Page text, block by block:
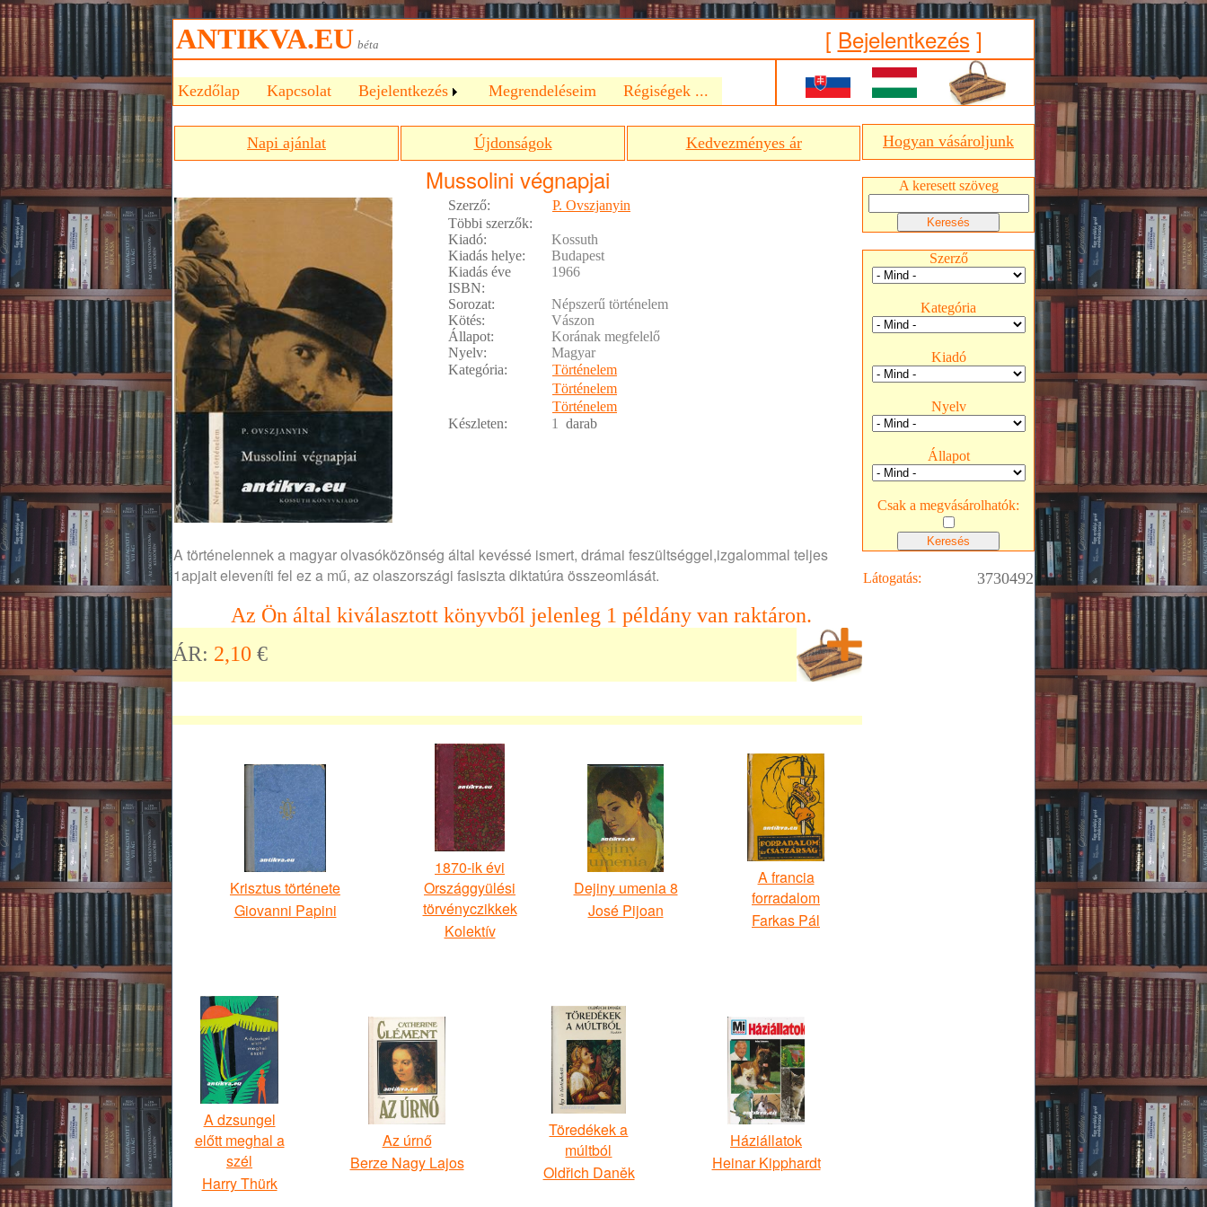
ANTIKVA.EU béta [ Bejelentkezés ]
Kezdőlap Kapcsolat Bejelentkezés Megrendeléseim Régiségek ...
Napi ajánlat Újdonságok Kedvezményes ár
Mussolini végnapjai
Szerző:
P. Ovszjanyin
Többi szerzők:
Kiadó:
Kossuth
Kiadás helye:
Budapest
Kiadás éve
1966
ISBN:
Sorozat:
Népszerű történelem
Kötés:
Vászon
Állapot:
Korának megfelelő
Nyelv:
Magyar
Kategória:
Történelem
Történelem
Történelem
Készleten:
1 darab
A történelennek a magyar olvasóközönség által kevéssé ismert, drámai feszültséggel,izgalommal teljes
1apjait eleveníti fel ez a mű, az olaszországi fasiszta diktatúra összeomlását.
Az Ön által kiválasztott könyvből jelenleg 1 példány van raktáron.
ÁR: 2,10 €
Krisztus története
Giovanni Papini
1870-ik évi
Országgyülési
törvényczikkek
Kolektív
Dejiny umenia 8
José Pijoan
A francia
forradalom
Farkas Pál
A dzsungel
előtt meghal a
szél
Harry Thürk
Az úrnő
Berze Nagy Lajos
Töredékek a
múltból
Oldřich Daněk
Háziállatok
Heinar Kipphardt
Hogyan vásároljunk
A keresett szöveg
Szerző
Kategória
Kiadó
Nyelv
Állapot
Csak a megvásárolhatók:
Látogatás: 3730492